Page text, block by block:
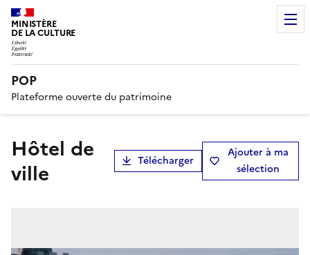
MINISTÈRE
DE LA CULTURE
POP
Plateforme ouverte du patrimoine
hôtel de
ville
Télécharger
Ajouter à ma
sélection